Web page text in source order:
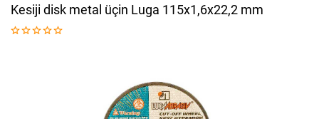
Kesiji disk metal üçin Luga 115x1,6x22,2 mm